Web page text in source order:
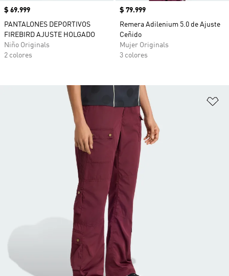
Precio
$ 69.999
PANTALONES DEPORTIVOS
FIREBIRD AJUSTE HOLGADO
Niño Originals
2 colores
Precio
$ 79.999
Remera Adilenium 5.0 de Ajuste
Ceñido
Mujer Originals
3 colores